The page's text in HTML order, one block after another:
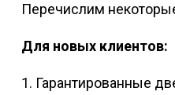
Перечислим
Для новых клиентов:
1. Гарантированные